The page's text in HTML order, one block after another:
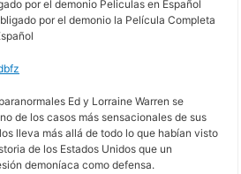
por el demonio Peliculas en Español
por el demonio la Película Completa
Ed y Lorraine Warren se
de los casos más sensacionales de sus
lleva más allá de todo lo que habían visto
de los Estados Unidos que un
demoníaca como defensa.